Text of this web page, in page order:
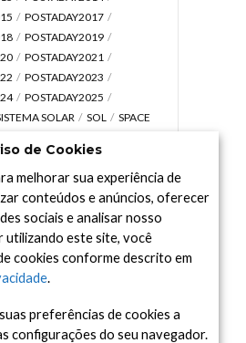
POSTADAY2017
POSTADAY2019
POSTADAY2021
POSTADAY2023
POSTADAY2025
SOLAR SOL
SPACE
VÍDEOde Cookies
melhorar sua experiência de
conteúdos e anúncios, oferecer
sociais e analisar nosso
este site, você
cookies conforme descrito em
.
preferências de cookies a
configurações do seu navegador.